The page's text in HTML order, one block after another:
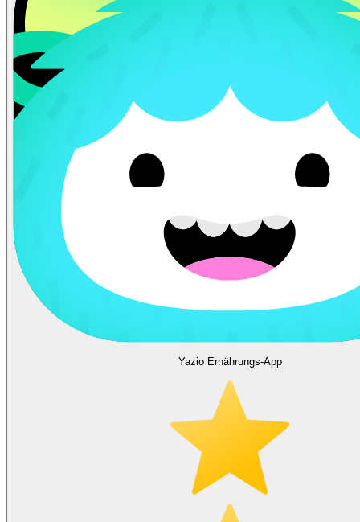
Yazio Ernährungs-App